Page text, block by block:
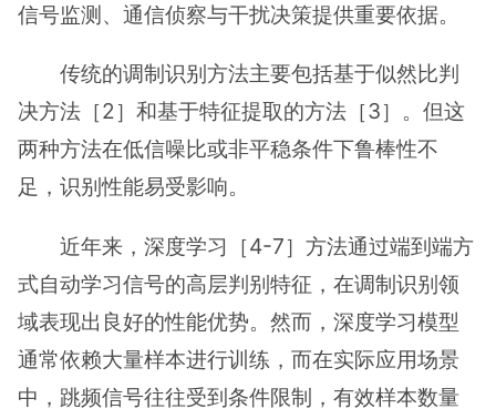
信号监测、通信侦察与干扰决策提供重要依据。
传统的调制识别方法主要包括基于似然比判
决方法［2］和基于特征提取的方法［3］。但这
两种方法在低信噪比或非平稳条件下鲁棒性不
足，识别性能易受影响。
近年来，深度学习［4-7］方法通过端到端方
式自动学习信号的高层判别特征，在调制识别领
域表现出良好的性能优势。然而，深度学习模型
通常依赖大量样本进行训练，而在实际应用场景
中，跳频信号往往受到条件限制，有效样本数量